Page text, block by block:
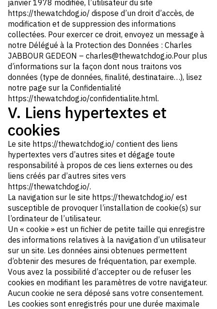
janvier 1978 modifiée, l’utilisateur du site
https://thewatchdog.io/ dispose d’un droit d’accès, de
modification et de suppression des informations
collectées. Pour exercer ce droit, envoyez un message à
notre Délégué à la Protection des Données : Charles
JABBOUR GEDEON – charles@thewatchdog.io.Pour plus
d’informations sur la façon dont nous traitons vos
données (type de données, finalité, destinataire…), lisez
notre page sur la Confidentialité
https://thewatchdog.io/confidentialite.html.
V. Liens hypertextes et
cookies
Le site https://thewatchdog.io/ contient des liens
hypertextes vers d’autres sites et dégage toute
responsabilité à propos de ces liens externes ou des
liens créés par d’autres sites vers
https://thewatchdog.io/.
La navigation sur le site https://thewatchdog.io/ est
susceptible de provoquer l’installation de cookie(s) sur
l’ordinateur de l’utilisateur.
Un « cookie » est un fichier de petite taille qui enregistre
des informations relatives à la navigation d’un utilisateur
sur un site. Les données ainsi obtenues permettent
d’obtenir des mesures de fréquentation, par exemple.
Vous avez la possibilité d’accepter ou de refuser les
cookies en modifiant les paramètres de votre navigateur.
Aucun cookie ne sera déposé sans votre consentement.
Les cookies sont enregistrés pour une durée maximale